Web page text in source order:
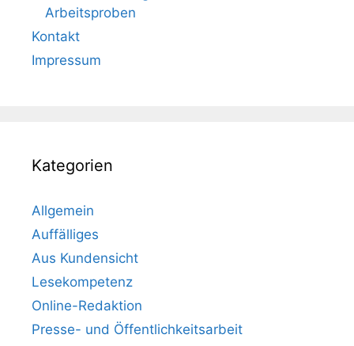
Arbeitsproben
Kontakt
Impressum
Kategorien
Allgemein
Auffälliges
Aus Kundensicht
Lesekompetenz
Online-Redaktion
Presse- und Öffentlichkeitsarbeit